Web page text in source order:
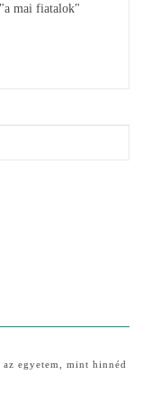
mai fiatalok"
egyetem, mint hinnéd